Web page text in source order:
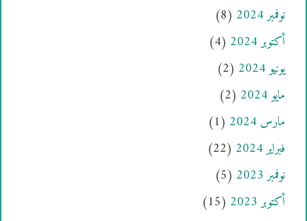
نوفمبر 2024
(8)
أكتوبر 2024
(4)
يونيو 2024
(2)
مايو 2024
(2)
مارس 2024
(1)
فبراير 2024
(22)
نوفمبر 2023
(5)
أكتوبر 2023
(15)